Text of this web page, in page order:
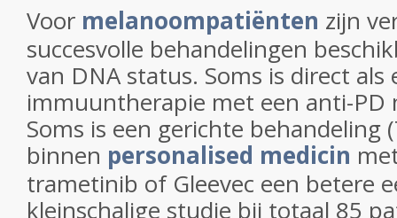
Voor melanoompatiënten zijn
succesvolle behandelingen
van DNA status. Soms is direct als
immuuntherapie met een anti-PD
Soms is een gerichte behandeling
binnen personalised medicin
trametinib of Gleevec een betere
kleinschalige studie bij totaal 85